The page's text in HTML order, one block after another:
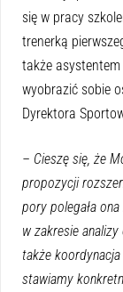
się w pracy
trenerką
także
wyobrazić sobie
Dyrektora
– Cieszę się, że
propozycji
pory polegała
w zakresie
także
stawiamy